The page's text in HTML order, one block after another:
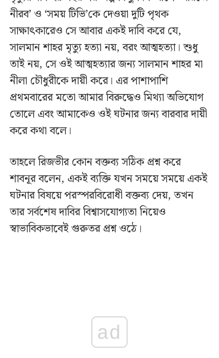
নীরব’ ও ‘সময় টিভি’কে দেওয়া দুটি পৃথক
সাক্ষাৎকারেও সে আবার একই দাবি করে যে,
সালমান শাহর মৃত্যু হত্যা নয়, বরং আত্মহত্যা। শুধু
তাই নয়, সে ওই আত্মহত্যার জন্য সালমান শাহর মা
নীলা চৌধুরীকে দায়ী করে। এর পাশাপাশি
প্রথমবারের মতো আমার বিরুদ্ধেও মিথ্যা অভিযোগ
তোলে এবং আমাকেও ওই ঘটনার জন্য বারবার দায়ী
করে কথা বলে।
তাহলে রিজভীর কোন বক্তব্য সঠিক প্রশ্ন করে
শাবনূর বলেন, একই ব্যক্তি যখন সময়ে সময়ে একই
ঘটনার বিষয়ে পরস্পরবিরোধী বক্তব্য দেয়, তখন
তার সর্বশেষ দাবির বিশ্বাসযোগ্যতা নিয়েও
স্বাভাবিকভাবেই গুরুতর প্রশ্ন ওঠে।
ad